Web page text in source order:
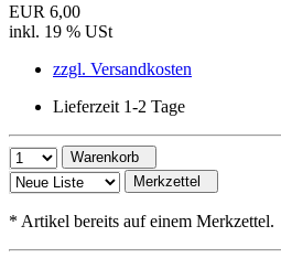
EUR 6,00
inkl. 19 % USt
zzgl. Versandkosten
Lieferzeit 1-2 Tage
Warenkorb
Merkzettel
* Artikel bereits auf einem Merkzettel.